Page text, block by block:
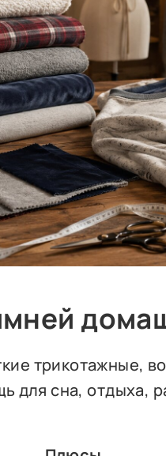
трикотажные,
для сна, отдыха,